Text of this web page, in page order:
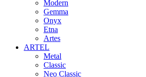
Modern
Gemma
Onyx
Etna
Artes
ARTEL
Metal
Classic
Neo Classic